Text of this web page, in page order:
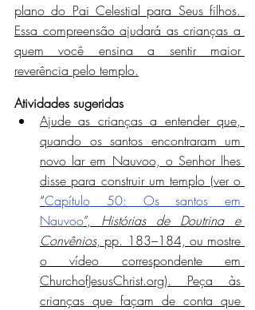
plano do Pai Celestial para Seus filhos.
Essa compreensão ajudará as crianças a
quem você ensina a sentir maior
reverência pelo templo.
Atividades sugeridas
Ajude as crianças a entender que,
quando os santos encontraram um
novo lar em Nauvoo, o Senhor lhes
disse para construir um templo (ver o
“Capítulo 50: Os santos em
Nauvoo”, Histórias de Doutrina e
Convênios, pp. 183–184, ou mostre
o vídeo correspondente em
ChurchofJesusChrist.org). Peça às
crianças que façam de conta que